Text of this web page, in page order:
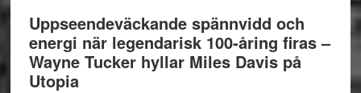
New
Day
–
års-
jubileum
av
Uppseendeväckande spännvidd och
energi när legendarisk 100-åring firas –
Wayne Tucker hyllar Miles Davis på
Utopia